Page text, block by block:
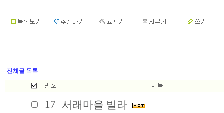
전체글 목록
17 서래마을 빌라